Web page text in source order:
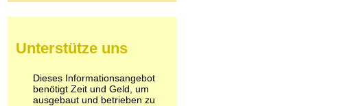
Pilze
Psychopharmaka
Schlafmittel
Schmerzmittel
Unterstütze uns
Dieses Informationsangebot
benötigt Zeit und Geld, um
ausgebaut und betrieben zu